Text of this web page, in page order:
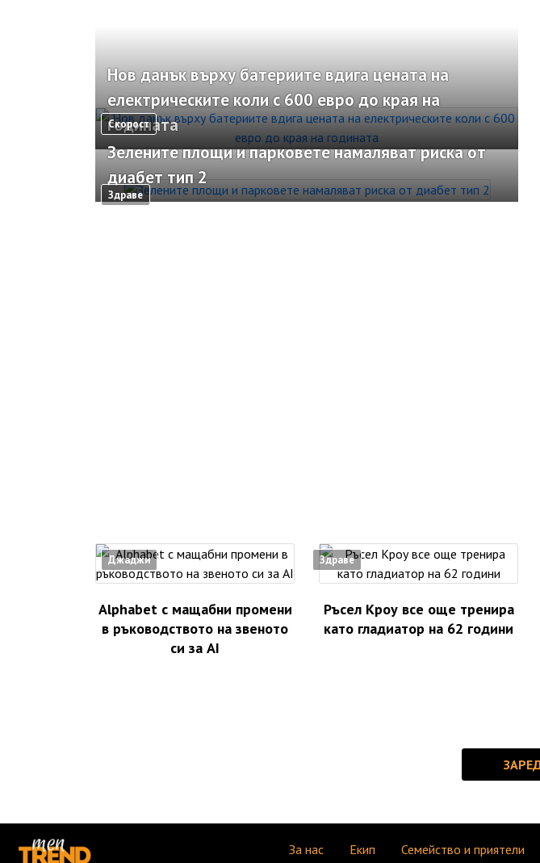
Скорост
Нов данък върху батериите вдига цената на
електрическите коли с 600 евро до края на
годината
Здраве
Зелените площи и парковете намаляват риска от
диабет тип 2
Джаджи
Alphabet с мащабни промени
в ръководството на звеното
си за AI
Здраве
Ръсел Кроу все още тренира
като гладиатор на 62 години
За нас Екип Семейство и приятели